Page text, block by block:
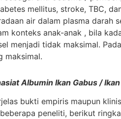
mellitus, stroke, TBC,
air dalam plasma
konteks anak-anak , bila
menjadi tidak maksimal.
maksimal.
Albumin Ikan Gabus /
bukti empiris maupun
peneliti, berikut